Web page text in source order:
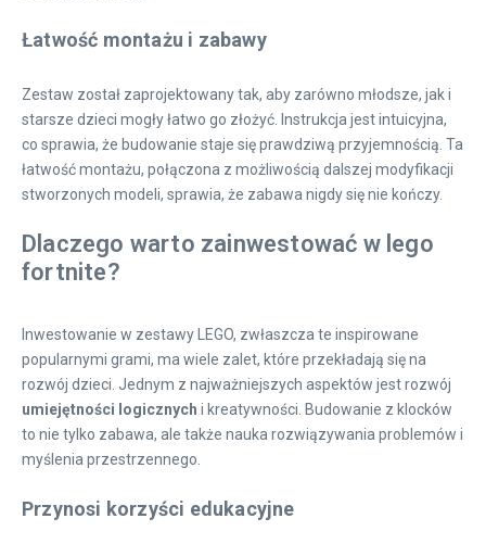
Łatwość montażu i zabawy
Zestaw został zaprojektowany tak, aby zarówno młodsze, jak i
starsze dzieci mogły łatwo go złożyć. Instrukcja jest intuicyjna,
co sprawia, że budowanie staje się prawdziwą przyjemnością. Ta
łatwość montażu, połączona z możliwością dalszej modyfikacji
stworzonych modeli, sprawia, że zabawa nigdy się nie kończy.
Dlaczego warto zainwestować w lego
fortnite?
Inwestowanie w zestawy LEGO, zwłaszcza te inspirowane
popularnymi grami, ma wiele zalet, które przekładają się na
rozwój dzieci. Jednym z najważniejszych aspektów jest rozwój
umiejętności logicznych i kreatywności. Budowanie z klocków
to nie tylko zabawa, ale także nauka rozwiązywania problemów i
myślenia przestrzennego.
Przynosi korzyści edukacyjne